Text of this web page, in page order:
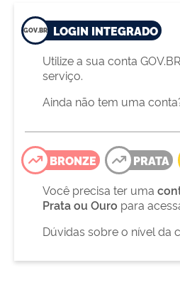
LOGIN INTEGRADO
Utilize a sua conta
serviço.
Ainda não tem uma
BRONZE PRATA
Você precisa ter uma
Prata ou Ouro para
Dúvidas sobre o nível da